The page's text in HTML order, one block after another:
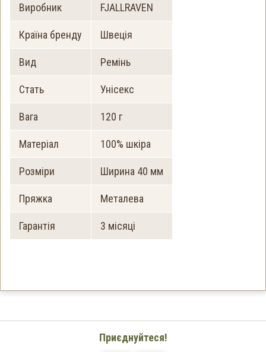
Виробник FJALLRAVEN
Країна бренду Швеція
Вид Ремінь
Стать Унісекс
Вага 120 г
Матеріал 100% шкіра
Розміри Ширина 40 мм
Пряжка Металева
Гарантія 3 місяці
Приєднуйтеся!